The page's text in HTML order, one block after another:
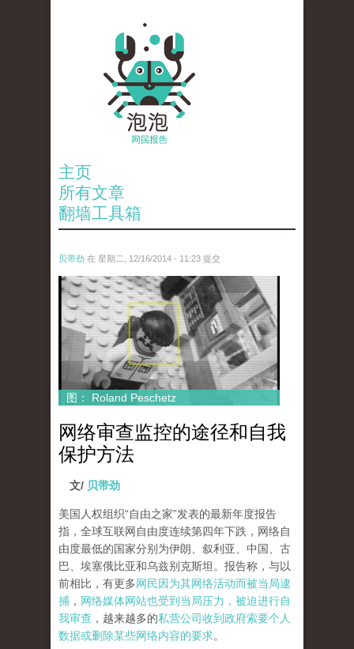
主页
所有文章
翻墙工具箱
贝带劲 在 星期二, 12/16/2014 - 11:23 提交
untitled.jpg
图： Roland Peschetz
网络审查监控的途径和自我
保护方法
文/ 贝带劲
美国人权组织“自由之家”发表的最新年度报告
指，全球互联网自由度连续第四年下跌，网络自
由度最低的国家分别为伊朗、叙利亚、中国、古
巴、埃塞俄比亚和乌兹别克斯坦。报告称，与以
前相比，有更多网民因为其网络活动而被当局逮
捕 ， 网络媒体网站也受到当局压力，被迫进行自
我审查 ，越来越多的私营公司收到政府索要个人
数据或删除某些网络内容的要求。